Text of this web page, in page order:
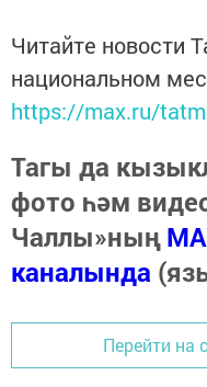
Читайте новости
национальном
https://max.ru/
Тагы да
фото һәм
Чаллы»ның
каналында
Перейти на